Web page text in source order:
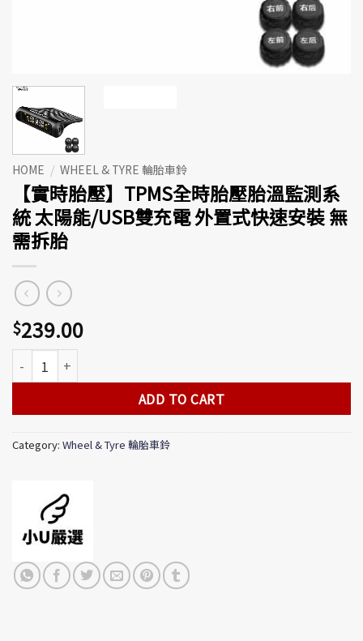
HOME / WHEEL & TYRE 輪胎車鈴
【實時胎壓】TPMS全時胎壓胎溫監測系
統 太陽能/USB雙充電 外置式快速安裝 無
需拆胎
$239.00
【實時胎壓】TPMS全時胎壓胎溫監測系統 太陽能/USB雙充電
ADD TO CART
Category: Wheel & Tyre 輪胎車鈴